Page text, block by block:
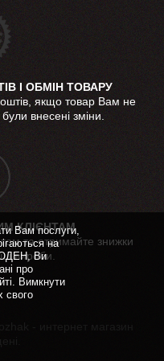
І ОБМІН ТОВАРУ
якщо товар Вам не
внесені зміни.
КЛІЄНТАМ
та отримайте знижки
вироби.
- интернет магазин
Вам послуги,
на
Ви
про
Вимкнути
свого